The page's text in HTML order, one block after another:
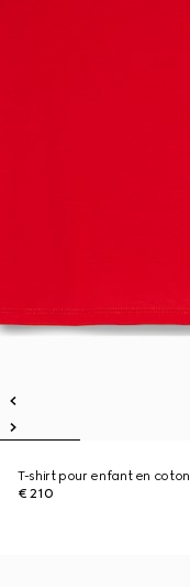
T-shirt pour enfant en coton
€ 210